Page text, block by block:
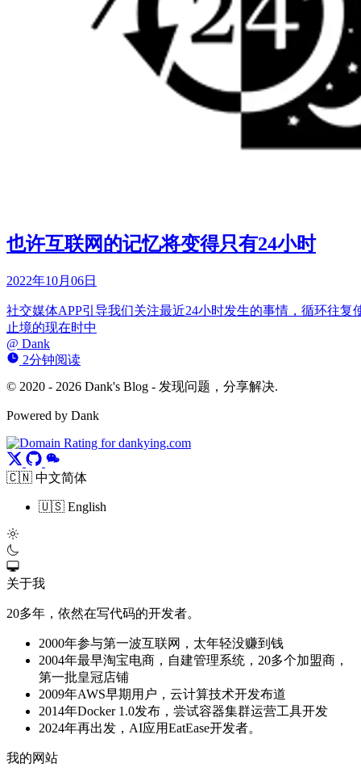
也许互联网的记忆将变得只有24小时
2022年10月06日
社交媒体APP引导我们关注最近24小时发生的事情，循环往复
止境的现在时中
@ Dank
2分钟阅读
© 2020 - 2026 Dank's Blog - 发现问题，分享解决.
Powered by Dank
🇨🇳 中文简体
🇺🇸 English
关于我
20多年，依然在写代码的开发者。
2000年参与第一波互联网，太年轻没赚到钱
2004年最早淘宝电商，自建管理系统，20多个加盟商，
第一批皇冠店铺
2009年AWS早期用户，云计算技术开发布道
2014年Docker 1.0发布，尝试容器集群运营工具开发
2024年再出发，AI应用EatEase开发者。
我的网站